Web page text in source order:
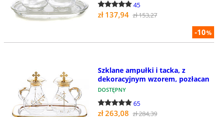
-10%
45
zł 137,94 zł 153,27
Szklane ampułki i tacka, z
dekoracyjnym wzorem, pozłacan
DOSTĘPNY
65
zł 263,08 zł 284,39